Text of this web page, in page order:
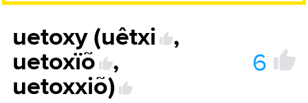
uetoxy (uêtxi
,
uetoxïõ
,
uetoxxiõ)
6